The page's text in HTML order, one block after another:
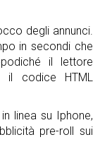
degli annunci.
in secondi che
il lettore
il codice HTML
linea su Iphone,
pre-roll sui